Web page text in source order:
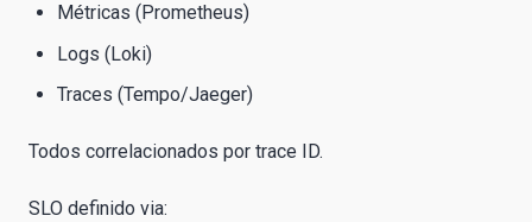
Métricas (Prometheus)
Logs (Loki)
Traces (Tempo/Jaeger)
Todos correlacionados por trace ID.
SLO definido via: